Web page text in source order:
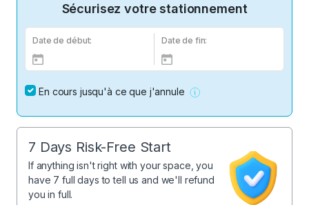
Sécurisez votre stationnement
Date de début: Date de fin:
En cours jusqu'à ce que j'annule
7 Days Risk-Free Start
If anything isn't right with your space, you
have 7 full days to tell us and we'll refund
you in full.